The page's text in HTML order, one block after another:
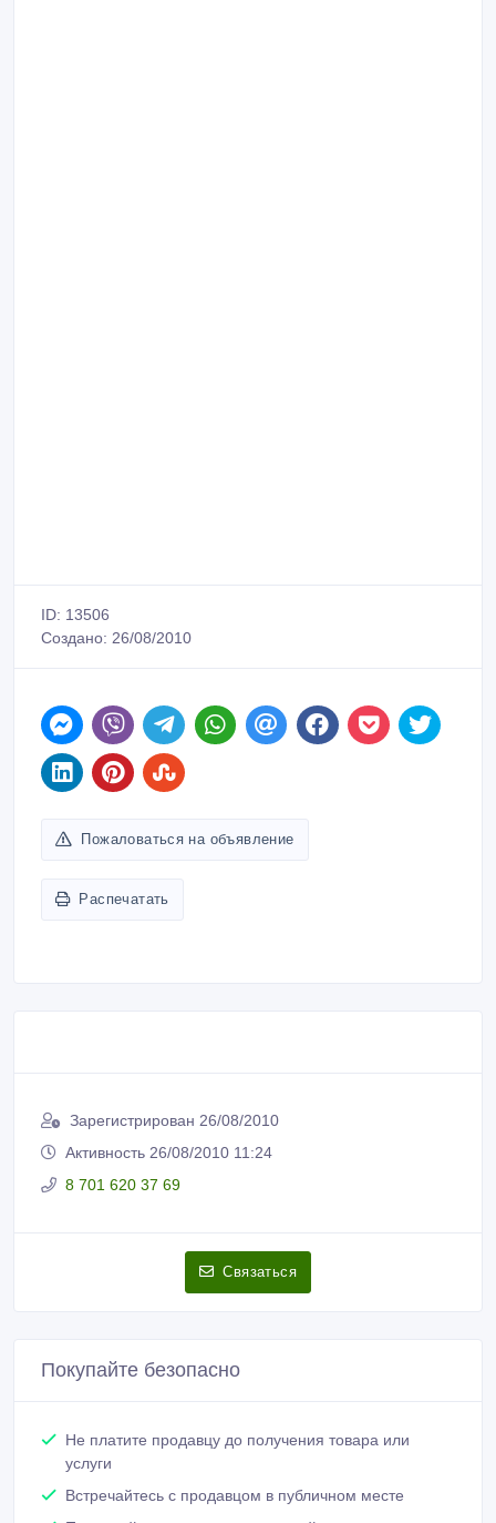
ID: 13506
Создано: 26/08/2010
Пожаловаться на объявление
Распечатать
Зарегистрирован 26/08/2010
Активность 26/08/2010 11:24
8 701 620 37 69
Связаться
Покупайте безопасно
Не платите продавцу до получения товара или
услуги
Встречайтесь с продавцом в публичном месте